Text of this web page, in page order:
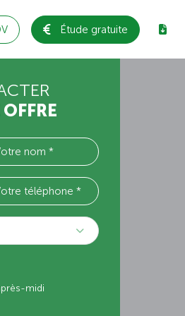
Étude gratuite
midi